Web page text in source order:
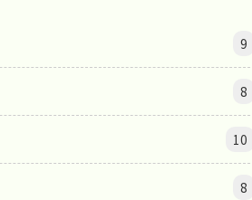
9
8
10
8